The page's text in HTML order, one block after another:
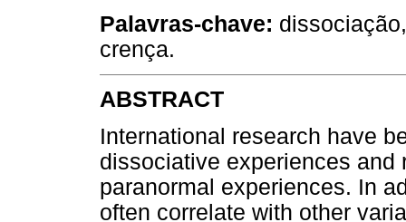
Palavras-chave:
crença.
ABSTRACT
International research have
dissociative experiences and
paranormal experiences. In
often correlate with other